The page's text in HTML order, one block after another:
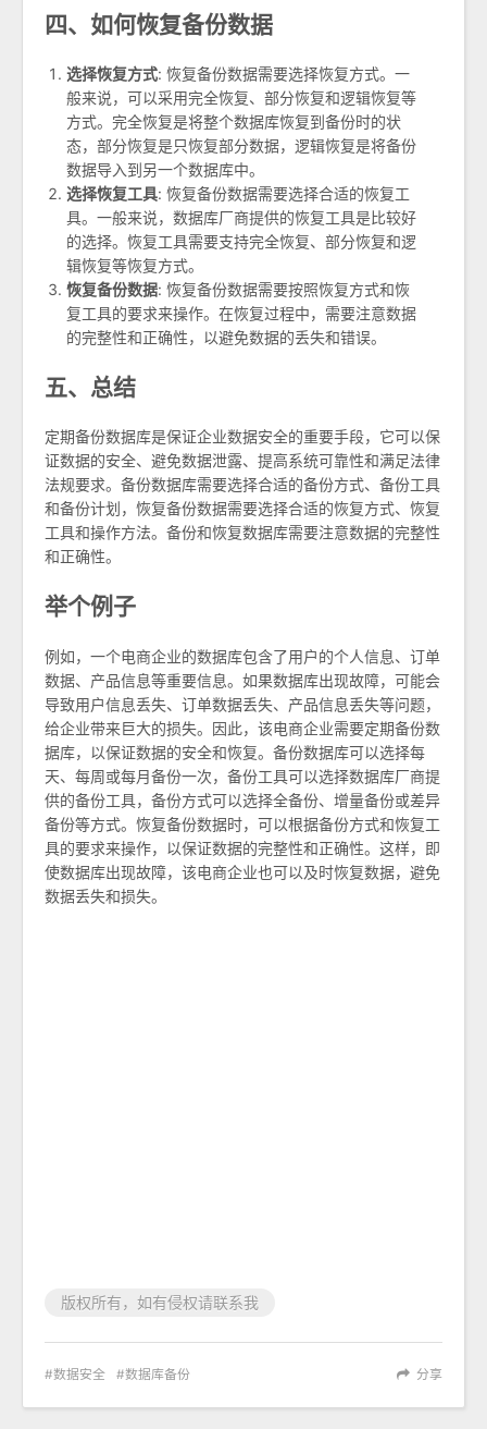
四、如何恢复备份数据
选择恢复方式: 恢复备份数据需要选择恢复方式。一
般来说，可以采用完全恢复、部分恢复和逻辑恢复等
方式。完全恢复是将整个数据库恢复到备份时的状
态，部分恢复是只恢复部分数据，逻辑恢复是将备份
数据导入到另一个数据库中。
选择恢复工具: 恢复备份数据需要选择合适的恢复工
具。一般来说，数据库厂商提供的恢复工具是比较好
的选择。恢复工具需要支持完全恢复、部分恢复和逻
辑恢复等恢复方式。
恢复备份数据: 恢复备份数据需要按照恢复方式和恢
复工具的要求来操作。在恢复过程中，需要注意数据
的完整性和正确性，以避免数据的丢失和错误。
五、总结
定期备份数据库是保证企业数据安全的重要手段，它可以保
证数据的安全、避免数据泄露、提高系统可靠性和满足法律
法规要求。备份数据库需要选择合适的备份方式、备份工具
和备份计划，恢复备份数据需要选择合适的恢复方式、恢复
工具和操作方法。备份和恢复数据库需要注意数据的完整性
和正确性。
举个例子
例如，一个电商企业的数据库包含了用户的个人信息、订单
数据、产品信息等重要信息。如果数据库出现故障，可能会
导致用户信息丢失、订单数据丢失、产品信息丢失等问题，
给企业带来巨大的损失。因此，该电商企业需要定期备份数
据库，以保证数据的安全和恢复。备份数据库可以选择每
天、每周或每月备份一次，备份工具可以选择数据库厂商提
供的备份工具，备份方式可以选择全备份、增量备份或差异
备份等方式。恢复备份数据时，可以根据备份方式和恢复工
具的要求来操作，以保证数据的完整性和正确性。这样，即
使数据库出现故障，该电商企业也可以及时恢复数据，避免
数据丢失和损失。
版权所有，如有侵权请联系我
分享
数据安全 数据库备份